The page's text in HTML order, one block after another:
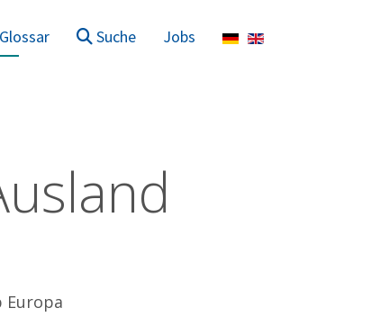
Glossar Suche Jobs Sprache auswählen
Europa